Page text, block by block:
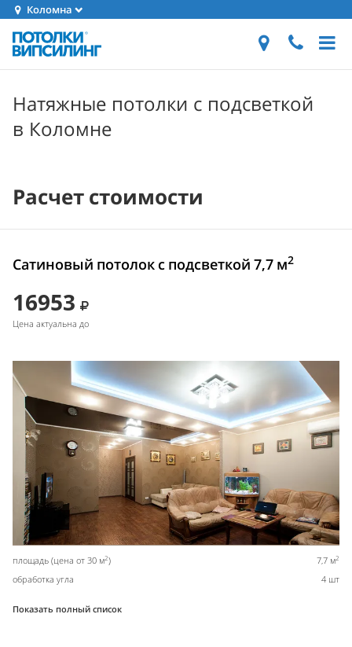
Коломна
Натяжные потолки с подсветкой
в Коломне
Расчет стоимости
Сатиновый потолок с подсветкой 7,7 м2
16953
Цена актуальна до
площадь (цена от 30 м2) 7,7 м2
обработка угла 4 шт
Показать полный список